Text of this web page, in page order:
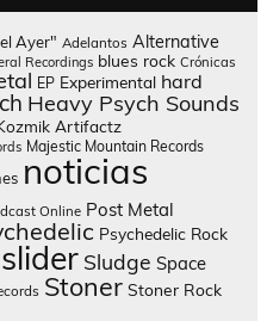
Ayer" Adelantos Alternative
Recordings blues rock Crónicas
EP Experimental hard
Heavy Psych Sounds
Artifactz
Majestic Mountain Records
noticias
Online Post Metal
Psychedelic Rock
slider Sludge Space
Stoner Stoner Rock